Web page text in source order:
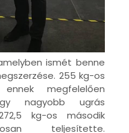
ismét benne
255 kg-os
megfelelően
nagyobb ugrás
kg-os második
teljesítette.